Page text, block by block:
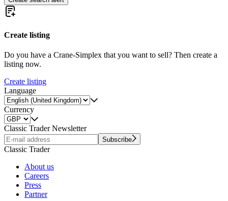
Create listing
Do you have a Crane-Simplex that you want to sell? Then create a
listing now.
Create listing
Language
Currency
Classic Trader Newsletter
Subscribe
Classic Trader
About us
Careers
Press
Partner